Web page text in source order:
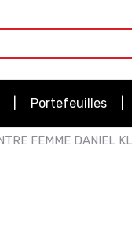
Portefeuilles
FEMME DANIEL